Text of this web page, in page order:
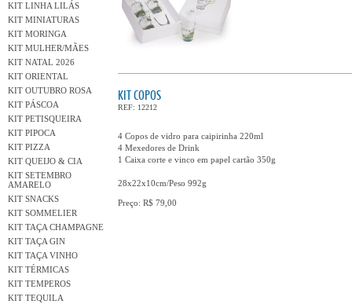
KIT LINHA LILÁS
KIT MINIATURAS
KIT MORINGA
KIT MULHER/MÃES
KIT NATAL 2026
KIT ORIENTAL
KIT OUTUBRO ROSA
KIT PÁSCOA
KIT PETISQUEIRA
KIT PIPOCA
KIT PIZZA
KIT QUEIJO & CIA
KIT SETEMBRO
AMARELO
KIT SNACKS
KIT SOMMELIER
KIT TAÇA CHAMPAGNE
KIT TAÇA GIN
KIT TAÇA VINHO
KIT TÉRMICAS
KIT TEMPEROS
KIT TEQUILA
KIT COPOS
REF: 12212
4 Copos de vidro para caipirinha 220ml
4 Mexedores de Drink
1 Caixa corte e vinco em papel cartão 350g
28x22x10cm/Peso 992g
Preço: R$ 79,00